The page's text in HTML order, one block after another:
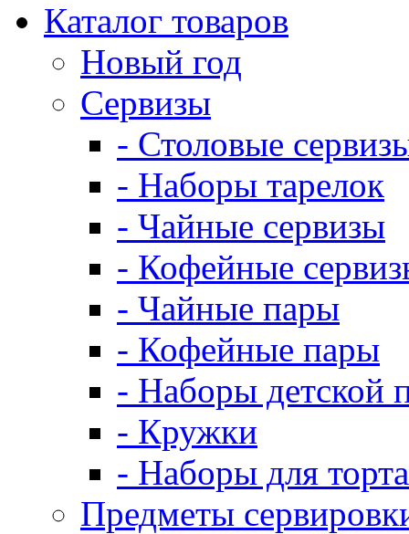
Каталог товаров
Новый год
Сервизы
- Столовые
- Наборы тарелок
- Чайные сервизы
- Кофейные
- Чайные пары
- Кофейные пары
- Наборы детской
- Кружки
- Наборы для торта
Предметы